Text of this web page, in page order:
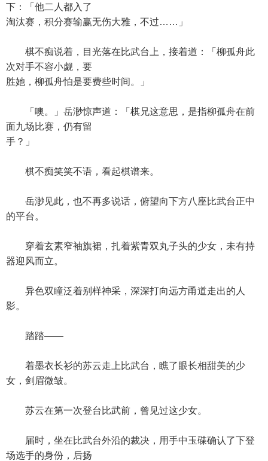
下：「他二人都入了
淘汰赛，积分赛输赢无伤大雅，不过……」
棋不痴说着，目光落在比武台上，接着道：「柳孤舟此
次对手不容小觑，要
胜她，柳孤舟怕是要费些时间。」
「噢。」岳渺惊声道：「棋兄这意思，是指柳孤舟在前
面九场比赛，仍有留
手？」
棋不痴笑笑不语，看起棋谱来。
岳渺见此，也不再多说话，俯望向下方八座比武台正中
的平台。
穿着玄素窄袖旗裙，扎着紫青双丸子头的少女，未有持
器迎风而立。
异色双瞳泛着别样神采，深深打向远方甬道走出的人
影。
踏踏——
着墨衣长衫的苏云走上比武台，瞧了眼长相甜美的少
女，剑眉微皱。
苏云在第一次登台比武前，曾见过这少女。
届时，坐在比武台外沿的裁决，用手中玉碟确认了下登
场选手的身份，后扬